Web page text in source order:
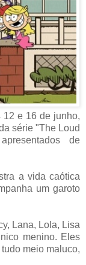
12 e 16 de junho,
série "The Loud
de
a vida caótica
um garoto
Lana, Lola, Lisa
menino. Eles
meio maluco,